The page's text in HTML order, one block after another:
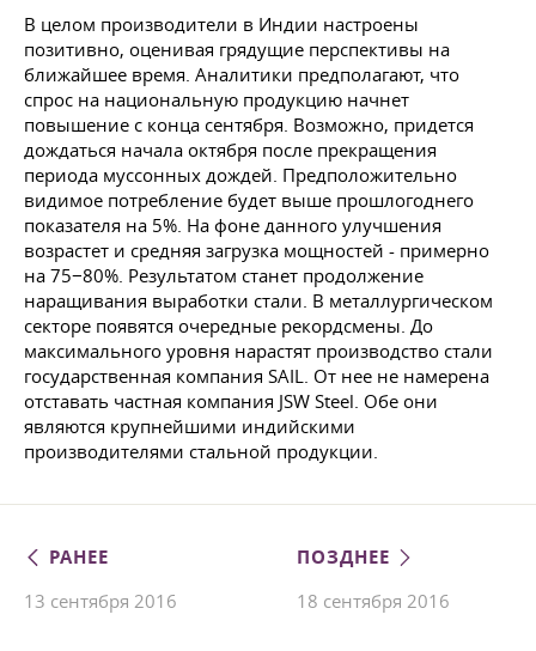
В целом производители в Индии настроены
позитивно, оценивая грядущие перспективы на
ближайшее время. Аналитики предполагают, что
спрос на национальную продукцию начнет
повышение с конца сентября. Возможно, придется
дождаться начала октября после прекращения
периода муссонных дождей. Предположительно
видимое потребление будет выше прошлогоднего
показателя на 5%. На фоне данного улучшения
возрастет и средняя загрузка мощностей - примерно
на 75−80%. Результатом станет продолжение
наращивания выработки стали. В металлургическом
секторе появятся очередные рекордсмены. До
максимального уровня нарастят производство стали
государственная компания SAIL. От нее не намерена
отставать частная компания JSW Steel. Обе они
являются крупнейшими индийскими
производителями стальной продукции.
РАНЕЕ
13 сентября 2016
ПОЗДНЕЕ
18 сентября 2016